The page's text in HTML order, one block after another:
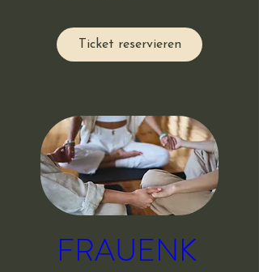
Ticket reservieren
FRAUENK